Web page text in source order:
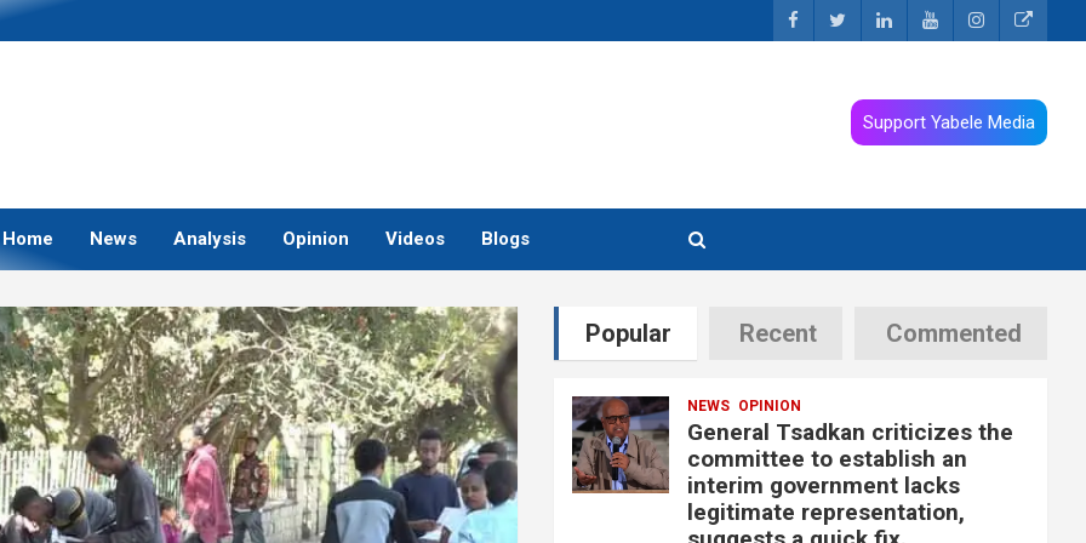
Support Yabele Media
Home News Analysis Opinion Videos Blogs
Popular Recent Commented
NEWS OPINION
General Tsadkan criticizes the
committee to establish an
interim government lacks
legitimate representation,